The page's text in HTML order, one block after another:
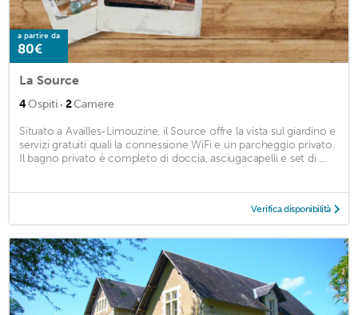
a partire da
80€
La Source
4Ospiti · 2Camere
Situato a Availles-Limouzine, il Source offre la vista sul giardino e
servizi gratuiti quali la connessione WiFi e un parcheggio privato.
Il bagno privato è completo di doccia, asciugacapelli e set di ...
Verifica disponibilità